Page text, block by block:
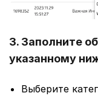
3. Заполните
указанному
Выберите